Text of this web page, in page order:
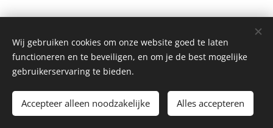
© 2023 Alle rechten voorbehouden
Privacybeleid Cookies
Wij gebruiken cookies om onze website goed te laten
functioneren en te beveiligen, en om je de best mogelijke
gebruikerservaring te bieden.
Accepteer alleen noodzakelijke Alles accepteren